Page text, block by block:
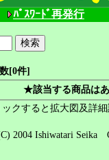
ﾊﾟｽﾜｰﾄﾞ再発行
[0件]
★該当する商品は
クすると拡大図及詳細
2004 Ishiwatari Seika